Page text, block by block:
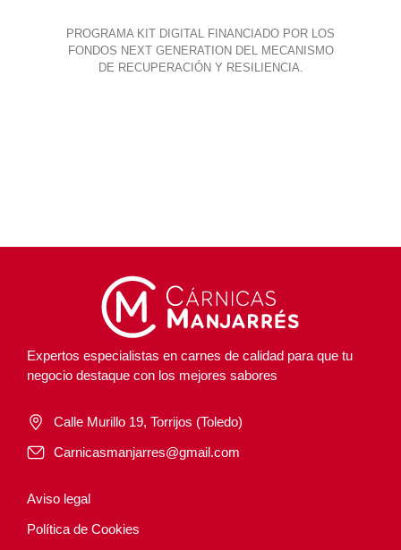
PROGRAMA KIT DIGITAL FINANCIADO POR LOS
FONDOS NEXT GENERATION DEL MECANISMO
DE RECUPERACIÓN Y RESILIENCIA.
Expertos especialistas en carnes de calidad para que tu
negocio destaque con los mejores sabores
Calle Murillo 19, Torrijos (Toledo)
Carnicasmanjarres@gmail.com
Aviso legal
Política de Cookies